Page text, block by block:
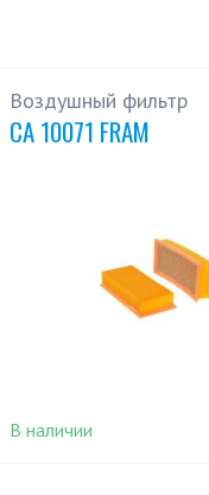
Воздушный фильтр
CA 10071 FRAM
В наличии